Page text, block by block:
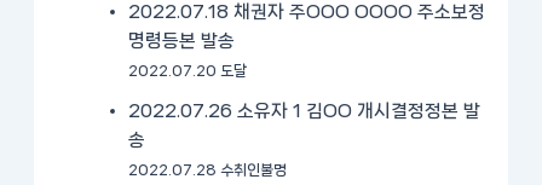
2022.07.18 채권자 주OOO OOOO 주소보정
명령등본 발송
2022.07.20 도달
2022.07.26 소유자 1 김OO 개시결정정본 발
송
2022.07.28 수취인불명